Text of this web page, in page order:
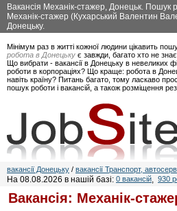
Вакансія Механік-стажер, Донецьк. Пошук
Механік-стажер (Кухарський Валентин
Донецьку.
Мінімум раз в житті кожної людини цікавить
робота в Донецьку є завжди, багато хто не
Що вибрати - вакансії в Донецьку в невеликих
роботи в корпораціях? Що краще: робота в
навіть країну? Питань багато, тому ласкаво
пошук роботи і вакансій, а також розміщення
вакансії Донецьку / вакансії Транспорт,
На 08.08.2026 в нашій базі: 0 вакансій, 930
Вакансія: Механік-